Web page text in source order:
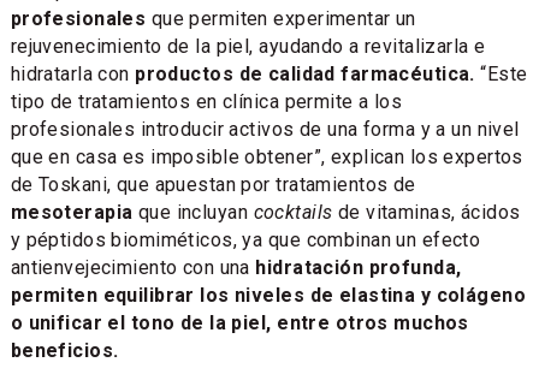
profesionales que permiten experimentar un
rejuvenecimiento de la piel, ayudando a revitalizarla e
hidratarla con productos de calidad farmacéutica. “Este
tipo de tratamientos en clínica permite a los
profesionales introducir activos de una forma y a un nivel
que en casa es imposible obtener”, explican los expertos
de Toskani, que apuestan por tratamientos de
mesoterapia que incluyan cocktails de vitaminas, ácidos
y péptidos biomiméticos, ya que combinan un efecto
antienvejecimiento con una hidratación profunda,
permiten equilibrar los niveles de elastina y colágeno
o unificar el tono de la piel, entre otros muchos
beneficios.